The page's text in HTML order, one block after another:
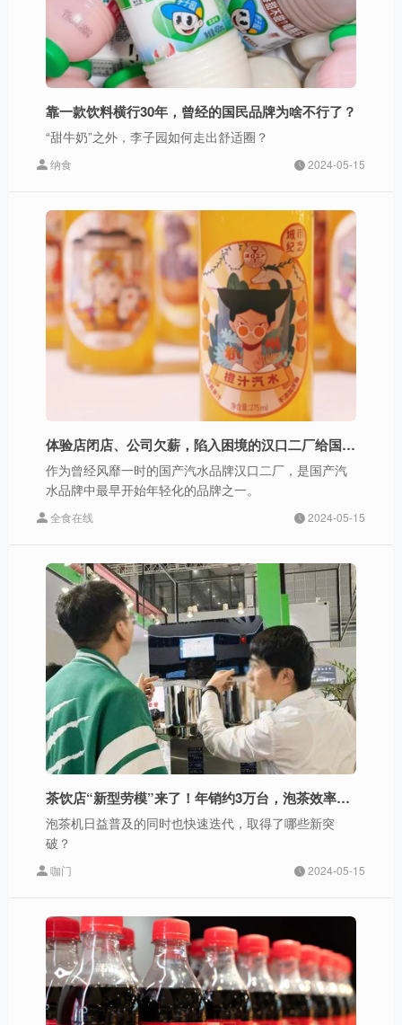
靠一款饮料横行30年，曾经的国民品牌为啥不行了？
“甜牛奶”之外，李子园如何走出舒适圈？
纳食 2024-05-15
体验店闭店、公司欠薪，陷入困境的汉口二厂给国产汽水上了一课
作为曾经风靡一时的国产汽水品牌汉口二厂，是国产汽
水品牌中最早开始年轻化的品牌之一。
全食在线 2024-05-15
茶饮店“新型劳模”来了！年销约3万台，泡茶效率翻倍
泡茶机日益普及的同时也快速迭代，取得了哪些新突
破？
咖门 2024-05-15